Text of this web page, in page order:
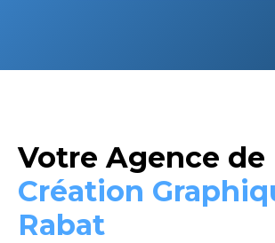
Votre Agence de
Création
Rabat